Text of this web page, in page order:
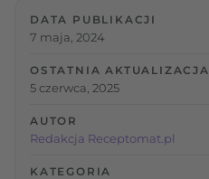
DATA PUBLIKACJI
7 maja, 2024
OSTATNIA AKTUALIZACJA
5 czerwca, 2025
AUTOR
Redakcja Receptomat.pl
KATEGORIA